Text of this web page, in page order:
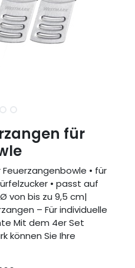
für
• für
• passt auf
von bis zu 9,5 cm|
– Für individuelle
Mit dem 4er Set
können Sie Ihre